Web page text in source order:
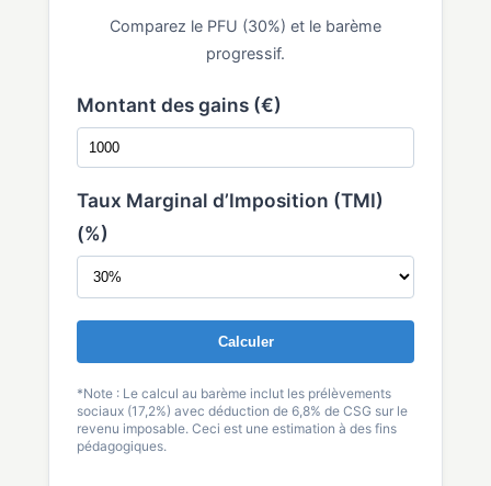
Comparez le PFU (30%) et le barème
progressif.
Montant des gains (€)
Taux Marginal d’Imposition (TMI)
(%)
Calculer
*Note : Le calcul au barème inclut les prélèvements
sociaux (17,2%) avec déduction de 6,8% de CSG sur le
revenu imposable. Ceci est une estimation à des fins
pédagogiques.